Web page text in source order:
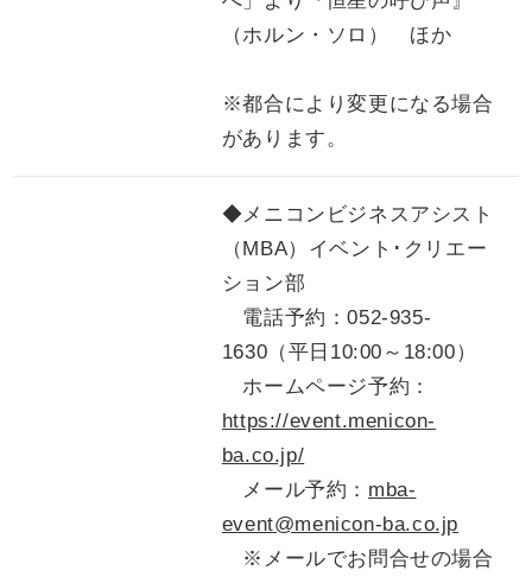
（ホルン・ソロ） ほか
※都合により変更になる場合
があります。
◆メニコンビジネスアシスト
（MBA）イベント･クリエー
ション部
電話予約：052-935-
1630（平日10:00～18:00）
ホームページ予約：
https://event.menicon-
ba.co.jp/
メール予約： mba-
event@menicon-ba.co.jp
※メールでお問合せの場合